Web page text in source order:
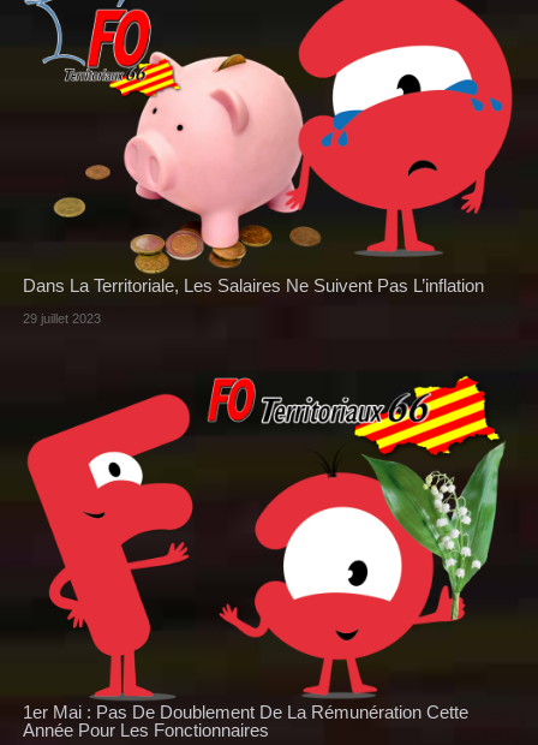
Dans La Territoriale, Les Salaires Ne Suivent Pas L’inflation
29 juillet 2023
1er Mai : Pas De Doublement De La Rémunération Cette
Année Pour Les Fonctionnaires